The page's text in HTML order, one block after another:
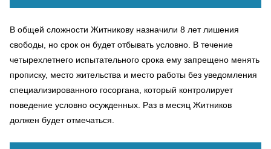
В общей сложности Житникову назначили 8 лет лишения
свободы, но срок он будет отбывать условно. В течение
четырехлетнего испытательного срока ему запрещено менять
прописку, место жительства и место работы без уведомления
специализированного госоргана, который контролирует
поведение условно осужденных. Раз в месяц Житников
должен будет отмечаться.